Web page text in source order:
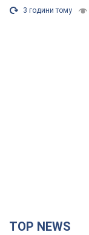
3 години тому
TOP NEWS